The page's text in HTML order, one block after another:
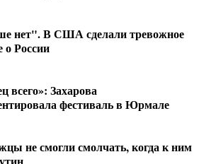
нет". В США сделали тревожное
о России
всего»: Захарова
фестиваль в Юрмале
не смогли смолчать, когда к ним